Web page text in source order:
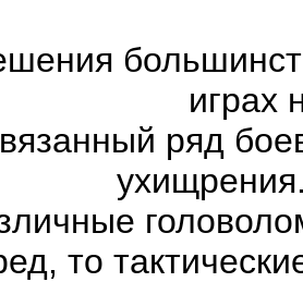
играх
ряд
то